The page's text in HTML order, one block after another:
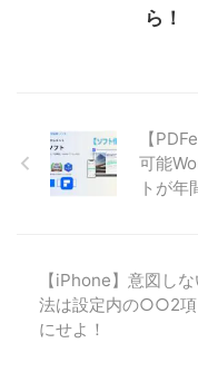
ら！
【
可能
トが年
【iPhone】意図し
法は設定内の○○2項
にせよ！